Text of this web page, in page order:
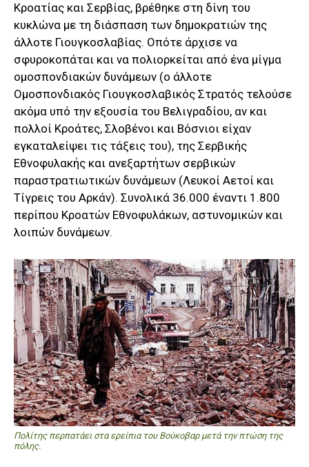
Κροατίας και Σερβίας, βρέθηκε στη δίνη του
κυκλώνα με τη διάσπαση των δημοκρατιών της
άλλοτε Γιουγκοσλαβίας. Οπότε άρχισε να
σφυροκοπάται και να πολιορκείται από ένα μίγμα
ομοσπονδιακών δυνάμεων (ο άλλοτε
Ομοσπονδιακός Γιουγκοσλαβικός Στρατός τελούσε
ακόμα υπό την εξουσία του Βελιγραδίου, αν και
πολλοί Κροάτες, Σλοβένοι και Βόσνιοι είχαν
εγκαταλείψει τις τάξεις του), της Σερβικής
Εθνοφυλακής και ανεξαρτήτων σερβικών
παραστρατιωτικών δυνάμεων (Λευκοί Αετοί και
Τίγρεις του Αρκάν). Συνολικά 36.000 έναντι 1.800
περίπου Κροατών Εθνοφυλάκων, αστυνομικών και
λοιπών δυνάμεων.
Πολίτης περπατάει στα ερείπια του Βούκοβαρ μετά την πτώση της
πόλης.